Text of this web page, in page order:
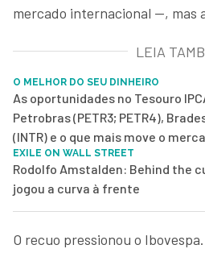
mercado internacional —, mas
LEIA
O MELHOR DO SEU DINHEIRO
As oportunidades no Tesouro
Petrobras (PETR3; PETR4),
(INTR) e o que mais move o
EXILE ON WALL STREET
Rodolfo Amstalden: Behind the
jogou a curva à frente
O recuo pressionou o